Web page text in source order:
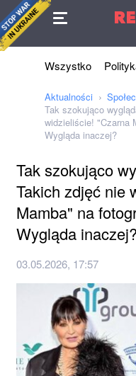
Umowa
Wszystko
Aktualności
Tak szokująco
widzieliście! "Czarna
Wygląda inaczej?
Tak szokująco
Takich zdjęć nie
Mamba" na
Wygląda inaczej?
03.05.2026, 17:57